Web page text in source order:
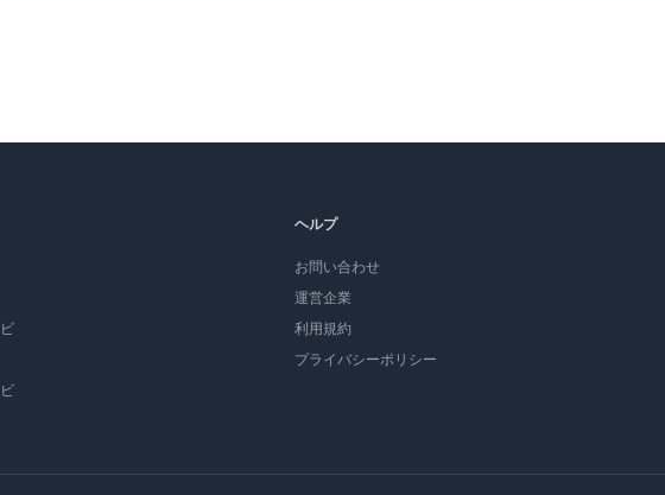
ヘルプ
お問い合わせ
運営企業
利用規約
プライバシーポリシー